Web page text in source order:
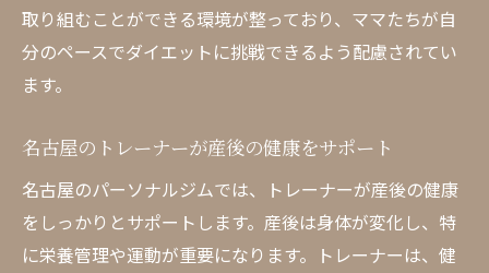
取り組むことができる環境が整っており、ママたちが自
分のペースでダイエットに挑戦できるよう配慮されてい
ます。
名古屋のトレーナーが産後の健康をサポート
名古屋のパーソナルジムでは、トレーナーが産後の健康
をしっかりとサポートします。産後は身体が変化し、特
に栄養管理や運動が重要になります。トレーナーは、健